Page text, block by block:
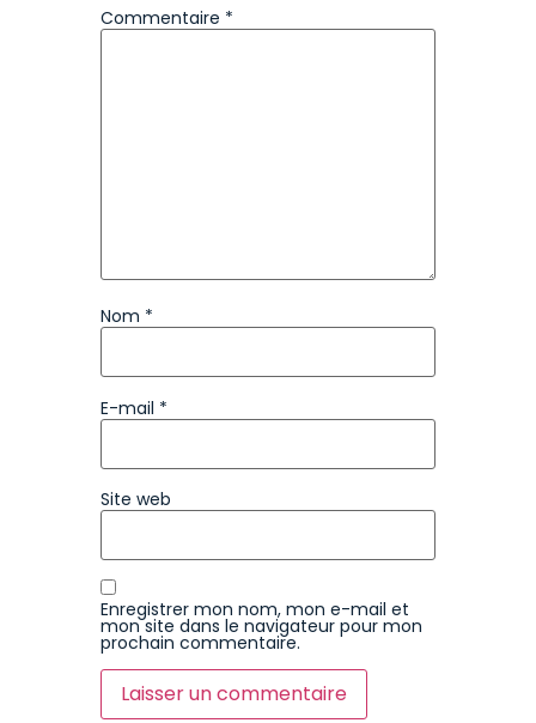
Commentaire *
Nom *
E-mail *
Site web
Enregistrer mon nom, mon e-mail et
mon site dans le navigateur pour mon
prochain commentaire.